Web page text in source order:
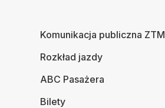
Komunikacja publiczna ZTM
Rozkład jazdy
ABC Pasażera
Bilety